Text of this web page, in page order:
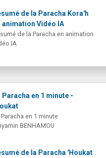
de la Paracha Kora'h
animation Vidéo IA
de la Paracha en animation
IA
Paracha en 1 minute -
Paracha en 1 minute
BENHAMOU
de la Paracha 'Houkat